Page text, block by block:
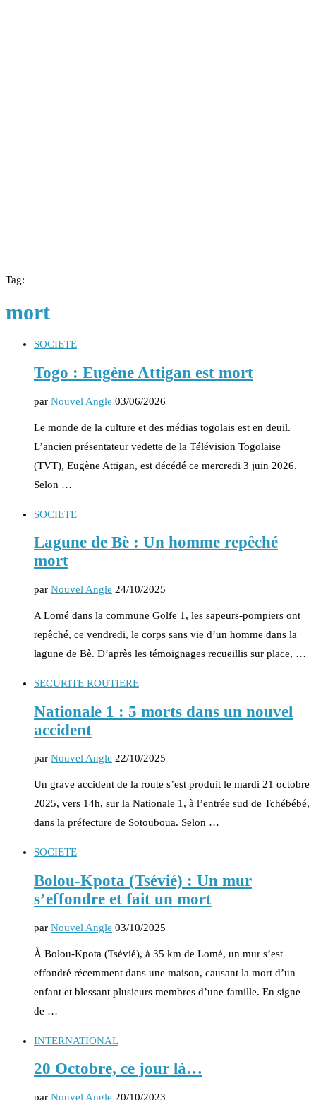
Tag:
mort
SOCIETE
Togo : Eugène Attigan est mort
par Nouvel Angle 03/06/2026
Le monde de la culture et des médias togolais est en deuil.
L’ancien présentateur vedette de la Télévision Togolaise
(TVT), Eugène Attigan, est décédé ce mercredi 3 juin 2026.
Selon …
SOCIETE
Lagune de Bè : Un homme repêché
mort
par Nouvel Angle 24/10/2025
A Lomé dans la commune Golfe 1, les sapeurs-pompiers ont
repêché, ce vendredi, le corps sans vie d’un homme dans la
lagune de Bè. D’après les témoignages recueillis sur place, …
SECURITE ROUTIERE
Nationale 1 : 5 morts dans un nouvel
accident
par Nouvel Angle 22/10/2025
Un grave accident de la route s’est produit le mardi 21 octobre
2025, vers 14h, sur la Nationale 1, à l’entrée sud de Tchébébé,
dans la préfecture de Sotouboua. Selon …
SOCIETE
Bolou-Kpota (Tsévié) : Un mur
s’effondre et fait un mort
par Nouvel Angle 03/10/2025
À Bolou-Kpota (Tsévié), à 35 km de Lomé, un mur s’est
effondré récemment dans une maison, causant la mort d’un
enfant et blessant plusieurs membres d’une famille. En signe
de …
INTERNATIONAL
20 Octobre, ce jour là…
par Nouvel Angle 20/10/2023